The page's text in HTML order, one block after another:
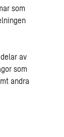
som
av
som
andra